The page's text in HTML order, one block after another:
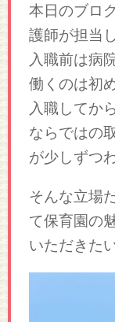
本日のブロ
護師が担当
入職前は病
働くのは初
入職してか
ならではの
が少しずつ
そんな立場
て保育園の
いただきた